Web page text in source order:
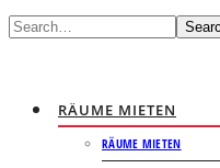
RÄUME MIETEN
RÄUME MIETEN